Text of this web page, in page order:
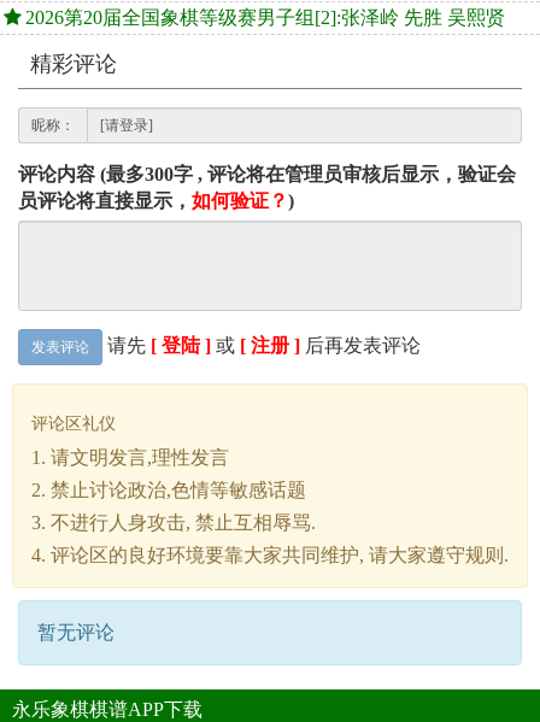
2026第20届全国象棋等级赛男子组[2]:张泽岭 先胜 吴熙贤
精彩评论
昵称：
评论内容 (最多300字 , 评论将在管理员审核后显示，验证会
员评论将直接显示， 如何验证？)
发表评论 请先 [ 登陆 ] 或 [ 注册 ] 后再发表评论
评论区礼仪
1. 请文明发言,理性发言
2. 禁止讨论政治,色情等敏感话题
3. 不进行人身攻击, 禁止互相辱骂.
4. 评论区的良好环境要靠大家共同维护, 请大家遵守规则.
暂无评论
永乐象棋棋谱APP下载